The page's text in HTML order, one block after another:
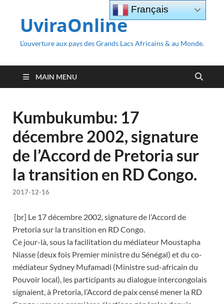
UviraOnline
L’ouverture aux pays des Grands Lacs Africains & au Monde.
MAIN MENU
Kumbukumbu: 17
décembre 2002, signature
de l’Accord de Pretoria sur
la transition en RD Congo.
2017-12-16
[br] Le 17 décembre 2002, signature de l’Accord de
Pretoria sur la transition en RD Congo.
Ce jour-là, sous la facilitation du médiateur Moustapha
Niasse (deux fois Premier ministre du Sénégal) et du co-
médiateur Sydney Mufamadi (Ministre sud-africain du
Pouvoir local), les participants au dialogue intercongolais
signaient, à Pretoria, l’Accord de paix censé mener la RD
Français